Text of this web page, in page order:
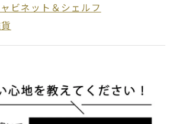
ビネット＆シェルフ